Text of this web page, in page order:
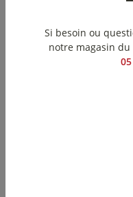
Vélo
Si besoin ou
notre magasin